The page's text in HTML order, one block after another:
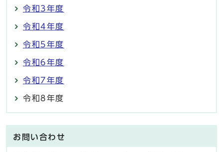
令和3年度
令和4年度
令和5年度
令和6年度
令和7年度
令和8年度
お問い合わせ